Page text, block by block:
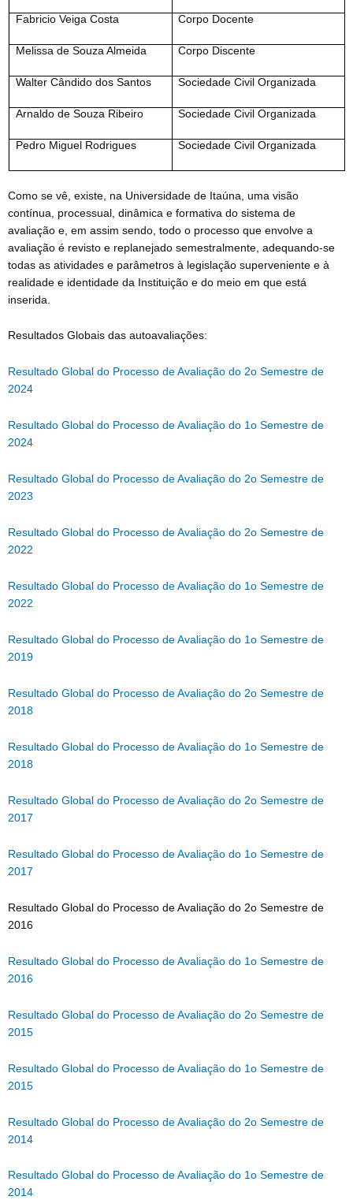
Fabricio Veiga Costa Corpo Docente
Melissa de Souza Almeida Corpo Discente
Walter Cândido dos Santos Sociedade Civil Organizada
Arnaldo de Souza Ribeiro Sociedade Civil Organizada
Pedro Miguel Rodrigues Sociedade Civil Organizada
Como se vê, existe, na Universidade de Itaúna, uma visão
contínua, processual, dinâmica e formativa do sistema de
avaliação e, em assim sendo, todo o processo que envolve a
avaliação é revisto e replanejado semestralmente, adequando-se
todas as atividades e parâmetros à legislação superveniente e à
realidade e identidade da Instituição e do meio em que está
inserida.
Resultados Globais das autoavaliações:
Resultado Global do Processo de Avaliação do 2o Semestre de
2024
Resultado Global do Processo de Avaliação do 1o Semestre de
2024
Resultado Global do Processo de Avaliação do 2o Semestre de
2023
Resultado Global do Processo de Avaliação do 2o Semestre de
2022
Resultado Global do Processo de Avaliação do 1o Semestre de
2022
Resultado Global do Processo de Avaliação do 1o Semestre de
2019
Resultado Global do Processo de Avaliação do 2o Semestre de
2018
Resultado Global do Processo de Avaliação do 1o Semestre de
2018
Resultado Global do Processo de Avaliação do 2o Semestre de
2017
Resultado Global do Processo de Avaliação do 1o Semestre de
2017
Resultado Global do Processo de Avaliação do 2o Semestre de
2016
Resultado Global do Processo de Avaliação do 1o Semestre de
2016
Resultado Global do Processo de Avaliação do 2o Semestre de
2015
Resultado Global do Processo de Avaliação do 1o Semestre de
2015
Resultado Global do Processo de Avaliação do 2o Semestre de
2014
Resultado Global do Processo de Avaliação do 1o Semestre de
2014